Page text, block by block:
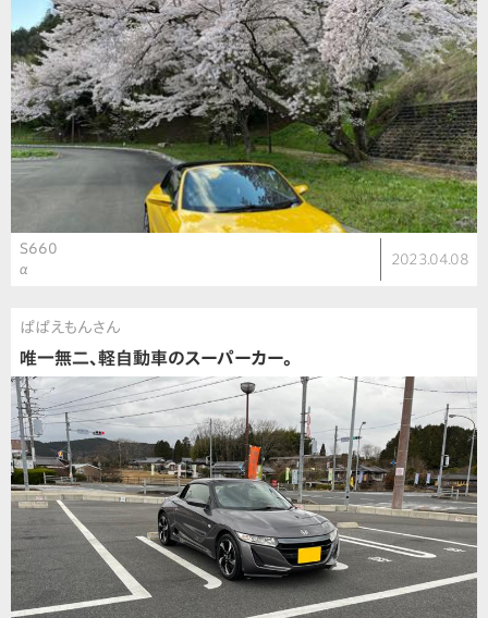
S660
α
2023.04.08
ぱぱえもんさん
唯一無二、軽自動車のスーパーカー。